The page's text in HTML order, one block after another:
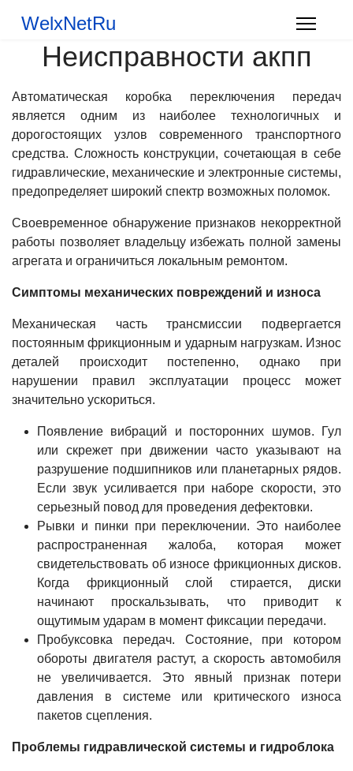
WelxNetRu
Неисправности акпп
Автоматическая коробка переключения передач
является одним из наиболее технологичных и
дорогостоящих узлов современного транспортного
средства. Сложность конструкции, сочетающая в себе
гидравлические, механические и электронные системы,
предопределяет широкий спектр возможных поломок.
Своевременное обнаружение признаков некорректной
работы позволяет владельцу избежать полной замены
агрегата и ограничиться локальным ремонтом.
Симптомы механических повреждений и износа
Механическая часть трансмиссии подвергается
постоянным фрикционным и ударным нагрузкам. Износ
деталей происходит постепенно, однако при
нарушении правил эксплуатации процесс может
значительно ускориться.
Появление вибраций и посторонних шумов. Гул
или скрежет при движении часто указывают на
разрушение подшипников или планетарных рядов.
Если звук усиливается при наборе скорости, это
серьезный повод для проведения дефектовки.
Рывки и пинки при переключении. Это наиболее
распространенная жалоба, которая может
свидетельствовать об износе фрикционных дисков.
Когда фрикционный слой стирается, диски
начинают проскальзывать, что приводит к
ощутимым ударам в момент фиксации передачи.
Пробуксовка передач. Состояние, при котором
обороты двигателя растут, а скорость автомобиля
не увеличивается. Это явный признак потери
давления в системе или критического износа
пакетов сцепления.
Проблемы гидравлической системы и гидроблока